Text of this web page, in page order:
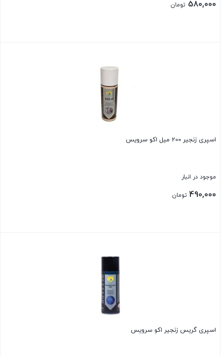
580,000 تومان
اسپری زنجیر 200 میل اکو سرویس
موجود در انبار
490,000 تومان
اسپری گریس زنجیر اکو سرویس